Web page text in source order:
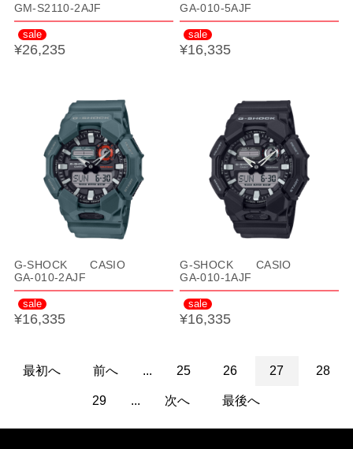
GM-S2110-2AJF
sale
¥26,235
GA-010-5AJF
sale
¥16,335
G-SHOCK CASIO
GA-010-2AJF
sale
¥16,335
G-SHOCK CASIO
GA-010-1AJF
sale
¥16,335
最初へ 前へ ... 25 26 27 28
29 ... 次へ 最後へ